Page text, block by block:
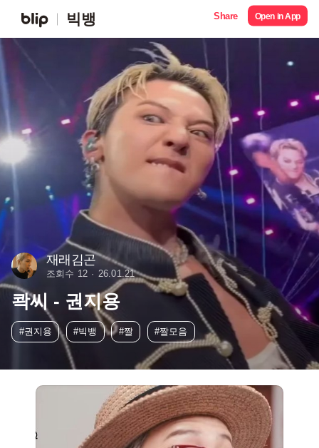
빅뱅 Share Open in App
재래김곤
조회수 12 26.01.21
콱씨 - 권지용
#권지용 #빅뱅 #짤 #짤모음